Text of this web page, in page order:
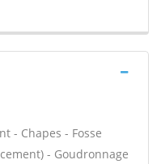
- Chapes - Fosse
- Goudronnage